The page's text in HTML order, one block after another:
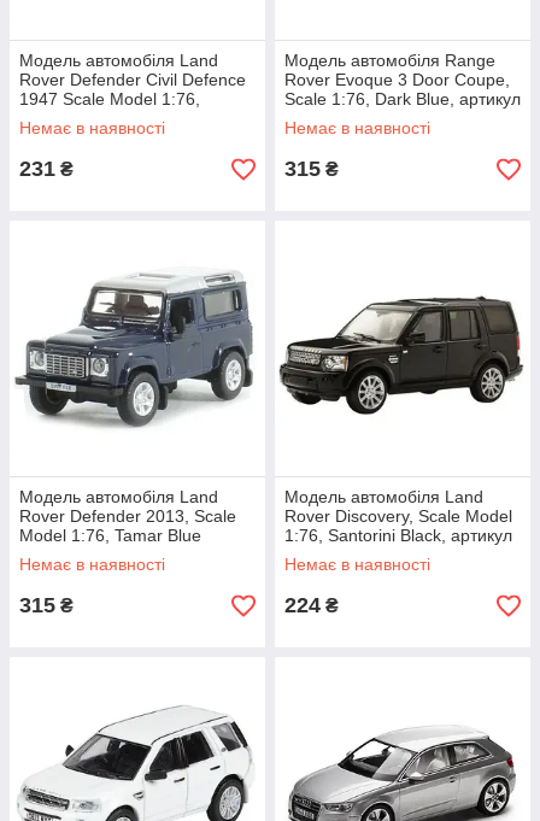
Модель автомобіля Land
Rover Defender Civil Defence
1947 Scale Model 1:76,
артикул LBDC544GNA
Немає в наявності
231 ₴
Модель автомобіля Range
Rover Evoque 3 Door Coupe,
Scale 1:76, Dark Blue, артикул
LBDC542BLA
Немає в наявності
315 ₴
Модель автомобіля Land
Rover Defender 2013, Scale
Model 1:76, Tamar Blue
артикул LBDC541BLA
Немає в наявності
315 ₴
Модель автомобіля Land
Rover Discovery, Scale Model
1:76, Santorini Black, артикул
LBDC540BKA
Немає в наявності
224 ₴